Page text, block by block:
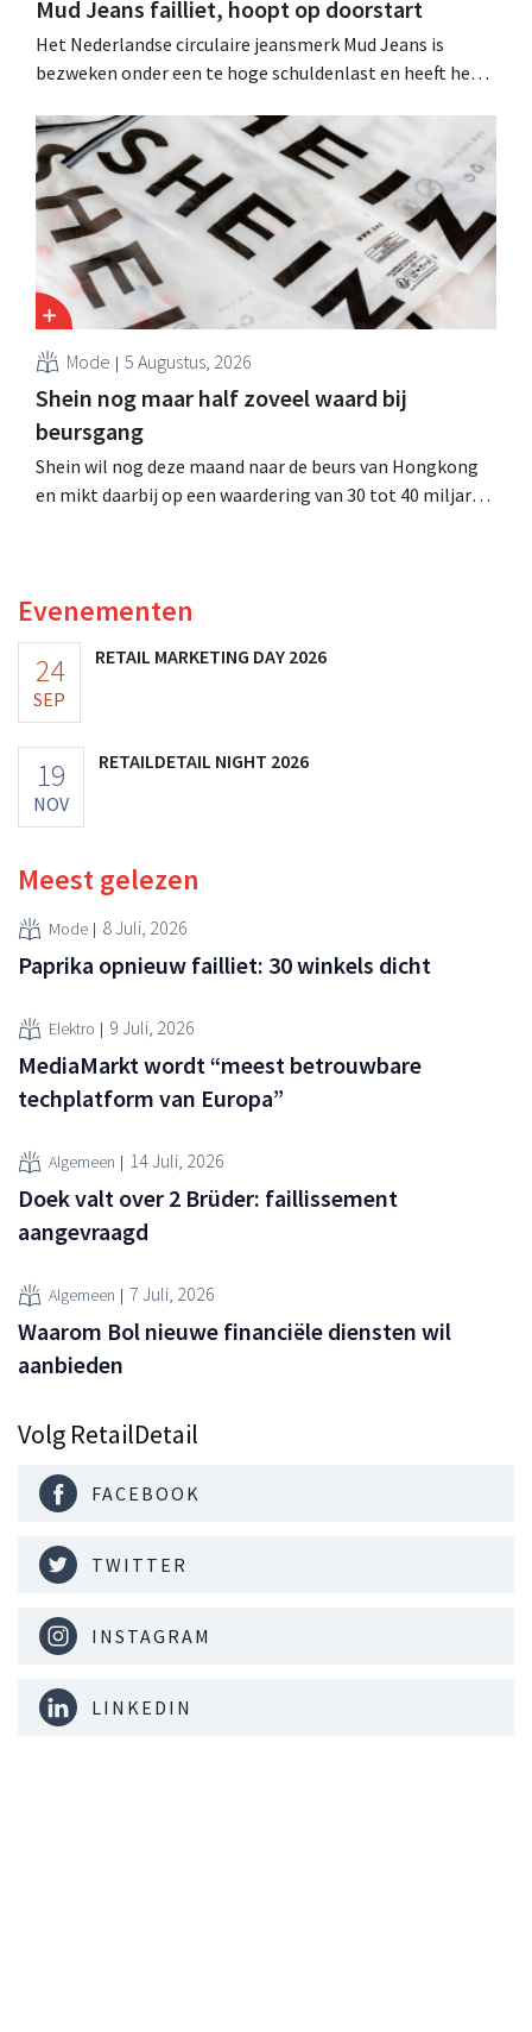
Mud Jeans failliet, hoopt op doorstart
Het Nederlandse circulaire jeansmerk Mud Jeans is
bezweken onder een te hoge schuldenlast en heeft het
evenwel dat het verhaal hiermee niet eindigt.
Mode 5 Augustus, 2026
Shein nog maar half zoveel waard bij
beursgang
Shein wil nog deze maand naar de beurs van Hongkong
en mikt daarbij op een waardering van 30 tot 40 miljard
Evenementen
24
SEP
RETAIL MARKETING DAY 2026
19
NOV
RETAILDETAIL NIGHT 2026
Meest gelezen
Mode 8 Juli, 2026
Paprika opnieuw failliet: 30 winkels dicht
Elektro 9 Juli, 2026
MediaMarkt wordt “meest betrouwbare
techplatform van Europa”
Algemeen 14 Juli, 2026
Doek valt over 2 Brüder: faillissement
aangevraagd
Algemeen 7 Juli, 2026
Waarom Bol nieuwe financiële diensten wil
aanbieden
Volg RetailDetail
FACEBOOK
TWITTER
INSTAGRAM
LINKEDIN